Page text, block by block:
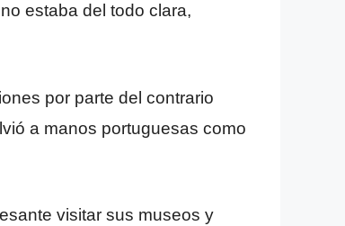
estaba del todo clara,
por parte del contrario
a manos portuguesas como
visitar sus museos y